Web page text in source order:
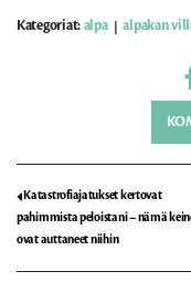
Kategoriat:alpa alpakan
Katastrofiajatukset kertovat
pahimmista peloistani – nämä
ovat auttaneet niihin